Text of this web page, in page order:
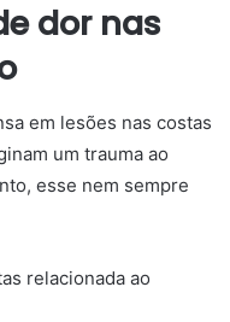
dor nas
em lesões nas costas
um trauma ao
esse nem sempre
relacionada ao